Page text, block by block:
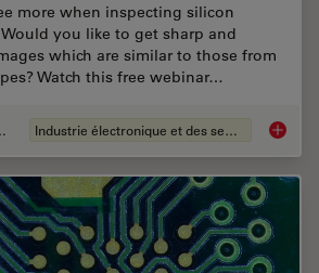
more when inspecting silicon
you like to get sharp and
which are similar to those from
Watch this free webinar…
Industrie électronique et des semi-conducteurs How to